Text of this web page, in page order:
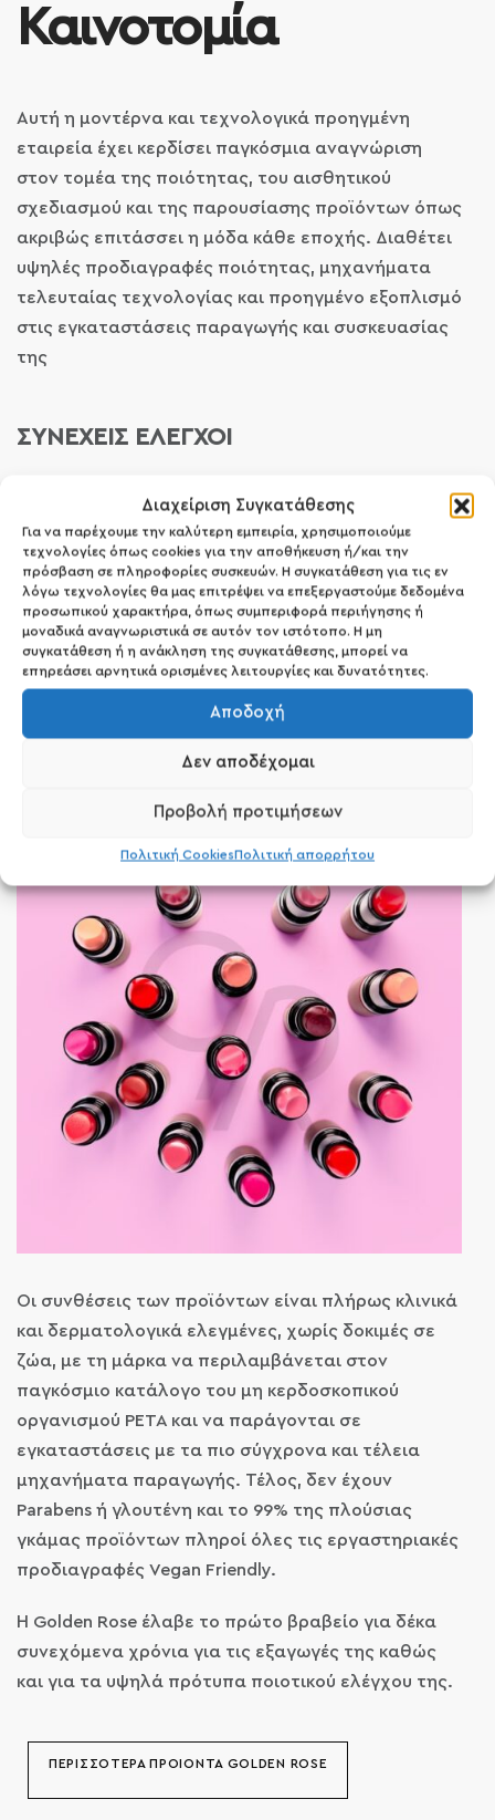
Διαχείριση Συγκατάθεσης
Για να παρέχουμε την καλύτερη εμπειρία, χρησιμοποιούμε
τεχνολογίες όπως cookies για την αποθήκευση ή/και την
πρόσβαση σε πληροφορίες συσκευών. Η συγκατάθεση για τις εν
λόγω τεχνολογίες θα μας επιτρέψει να επεξεργαστούμε δεδομένα
προσωπικού χαρακτήρα, όπως συμπεριφορά περιήγησης ή
μοναδικά αναγνωριστικά σε αυτόν τον ιστότοπο. Η μη
συγκατάθεση ή η ανάκληση της συγκατάθεσης, μπορεί να
επηρεάσει αρνητικά ορισμένες λειτουργίες και δυνατότητες.
Αποδοχή
Δεν αποδέχομαι
Προβολή προτιμήσεων
Πολιτική CookiesΠολιτική απορρήτου
Καινοτομία
Αυτή η μοντέρνα και τεχνολογικά προηγμένη
εταιρεία έχει κερδίσει παγκόσμια αναγνώριση
στον τομέα της ποιότητας, του αισθητικού
σχεδιασμού και της παρουσίασης προϊόντων όπως
ακριβώς επιτάσσει η μόδα κάθε εποχής. Διαθέτει
υψηλές προδιαγραφές ποιότητας, μηχανήματα
τελευταίας τεχνολογίας και προηγμένο εξοπλισμό
στις εγκαταστάσεις παραγωγής και συσκευασίας
της
ΣΥΝΕΧΕΙΣ ΕΛΕΓΧΟΙ
Όλα τα προϊόντα Golden Rose δοκιμάζονται κατά
τις διαδικασίες ανάπτυξης, παραγωγής και
πλήρωσης. Οι συνήθεις δοκιμές αξιοπιστίας
(τυποποιημένες δοκιμές) που εκτελούνται τακτικά
είναι: Ph, ιξώδες, μαγιά και μούχλα, εμφάνιση,
οσμή, μικροβιολογικές δοκιμές, δοκιμές
σταθερότητας, δερματολογικές και
Οι συνθέσεις των προϊόντων είναι πλήρως κλινικά
και δερματολογικά ελεγμένες, χωρίς δοκιμές σε
ζώα, με τη μάρκα να περιλαμβάνεται στον
παγκόσμιο κατάλογο του μη κερδοσκοπικού
οργανισμού PETA και να παράγονται σε
εγκαταστάσεις με τα πιο σύγχρονα και τέλεια
μηχανήματα παραγωγής. Τέλος, δεν έχουν
Parabens ή γλουτένη και το 99% της πλούσιας
γκάμας προϊόντων πληροί όλες τις εργαστηριακές
προδιαγραφές Vegan Friendly.
Η Golden Rose έλαβε το πρώτο βραβείο για δέκα
συνεχόμενα χρόνια για τις εξαγωγές της καθώς
και για τα υψηλά πρότυπα ποιοτικού ελέγχου της.
ΠΕΡΙΣΣΟΤΕΡΑ ΠΡΟΙΟΝΤΑ GOLDEN ROSE